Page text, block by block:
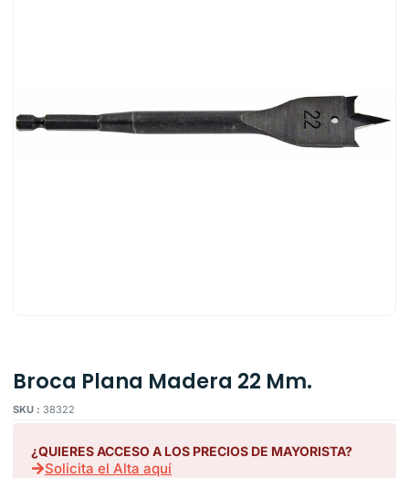
Broca Plana Madera 22 Mm.
SKU : 38322
¿QUIERES ACCESO A LOS PRECIOS DE MAYORISTA?
Solicita el Alta aquí